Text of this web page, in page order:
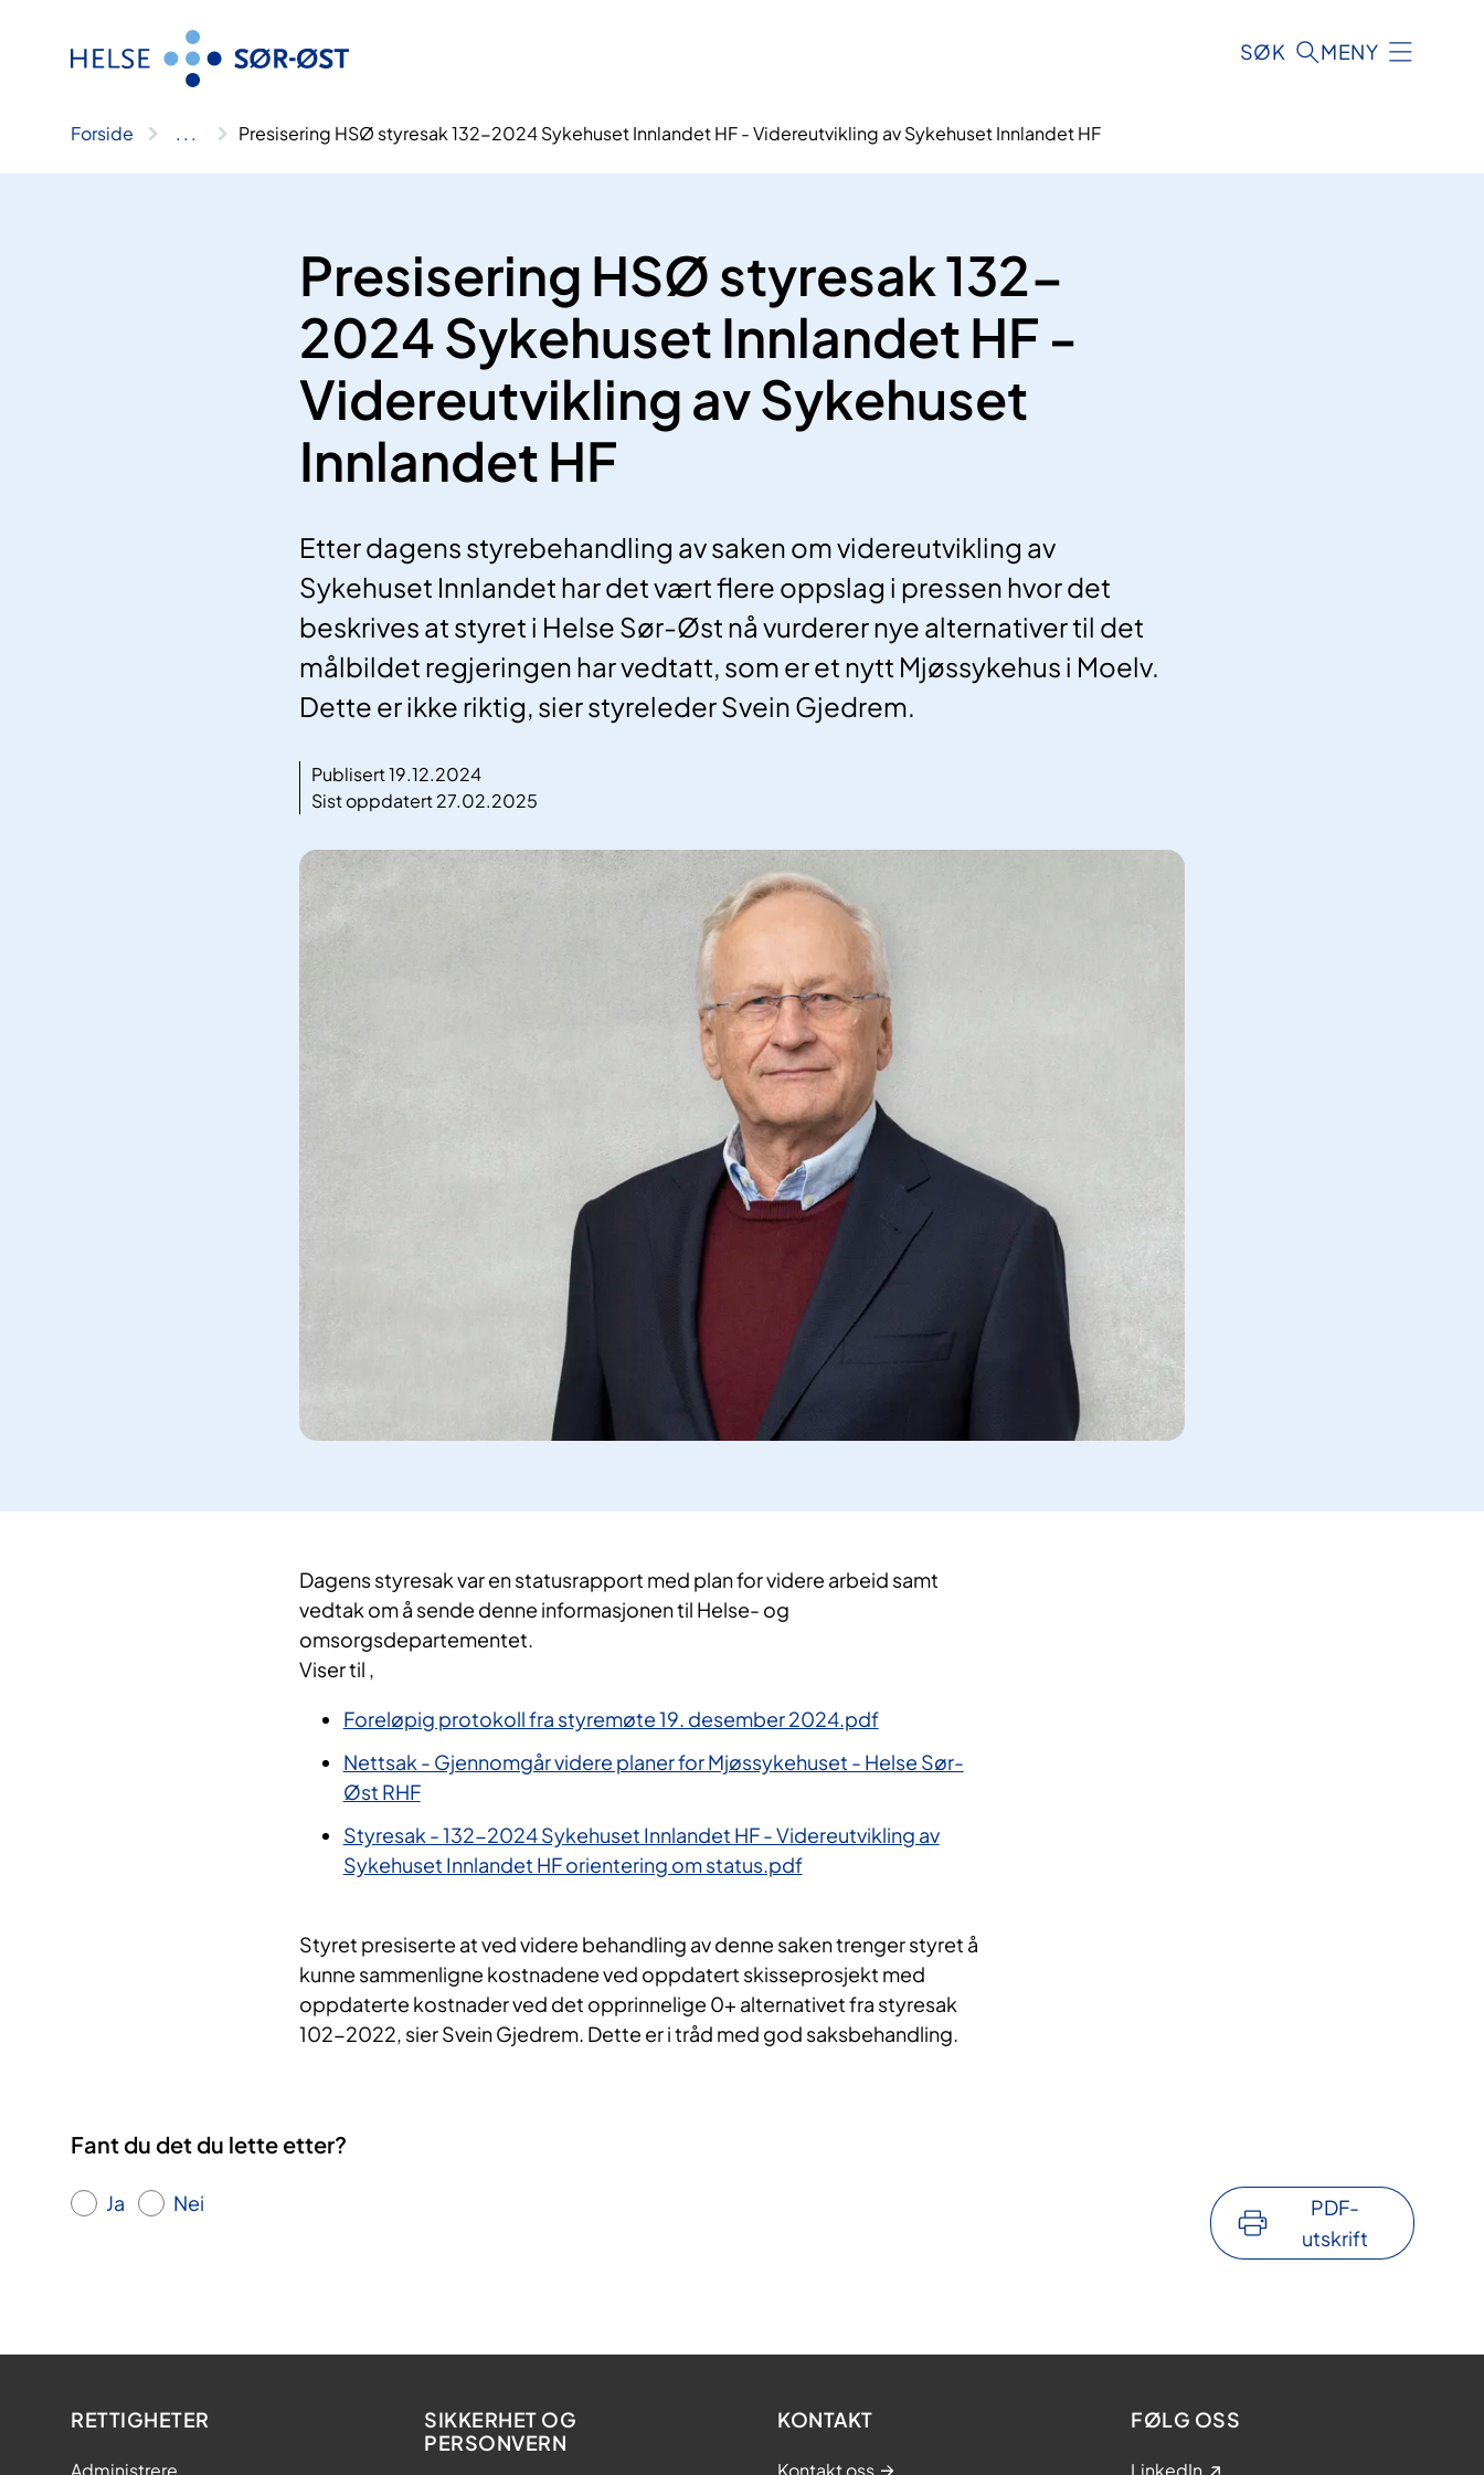
SØK MENY
Forside .. . Presisering HSØ styresak 132-2024 Sykehuset Innlandet HF - Videreutvikling av Sykehuset Innlandet HF
Presisering HSØ styresak 132-
2024 Sykehuset Innlandet HF -
Videreutvikling av Sykehuset
Innlandet HF
Etter dagens styrebehandling av saken om videreutvikling av
Sykehuset Innlandet har det vært flere oppslag i pressen hvor det
beskrives at styret i Helse Sør-Øst nå vurderer nye alternativer til det
målbildet regjeringen har vedtatt, som er et nytt Mjøssykehus i Moelv.
Dette er ikke riktig, sier styreleder Svein Gjedrem.
Publisert 19.12.2024
Sist oppdatert 27.02.2025
Dagens styresak var en statusrapport med plan for videre arbeid samt
vedtak om å sende denne informasjonen til Helse- og
omsorgsdepartementet.
Viser til ,
Foreløpig protokoll fra styremøte 19. desember 2024.pdf
Nettsak - Gjennomgår videre planer for Mjøssykehuset - Helse Sør-
Øst RHF
Styresak - 132-2024 Sykehuset Innlandet HF - Videreutvikling av
Sykehuset Innlandet HF orientering om status.pdf
Styret presiserte at ved videre behandling av denne saken trenger styret å
kunne sammenligne kostnadene ved oppdatert skisseprosjekt med
oppdaterte kostnader ved det opprinnelige 0+ alternativet fra styresak
102-2022, sier Svein Gjedrem. Dette er i tråd med god saksbehandling.
Fant du det du lette etter?
Ja Nei
PDF-
utskrift
RETTIGHETER
Administrere
SIKKERHET OG
PERSONVERN
KONTAKT
Kontakt oss
FØLG OSS
LinkedIn